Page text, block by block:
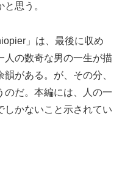
思う。
」は、最後に収め
人の数奇な男の一生が描
がある。が、その分、
のだ。本編には、人の一
しかないこと示されてい